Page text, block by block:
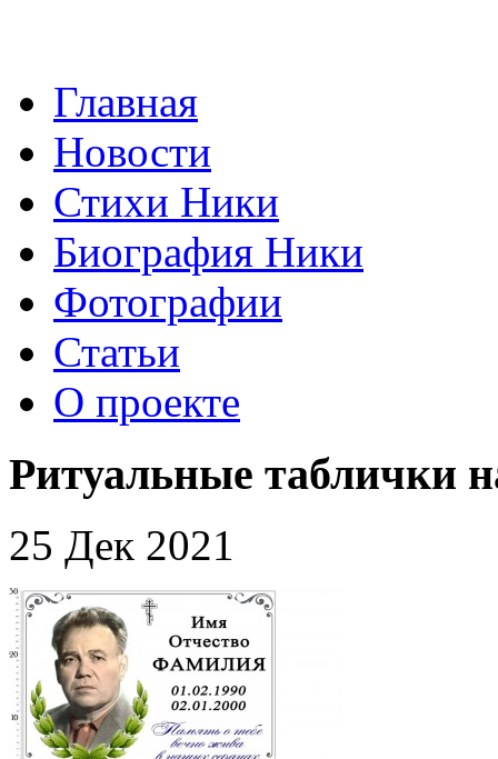
Главная
Новости
Стихи Ники
Биография Ники
Фотографии
Статьи
О проекте
Ритуальные таблички
25 Дек 2021